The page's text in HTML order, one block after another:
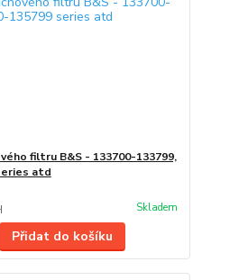
filtru B&S - 133700-133799,
atd
Skladem
Přidat do košíku